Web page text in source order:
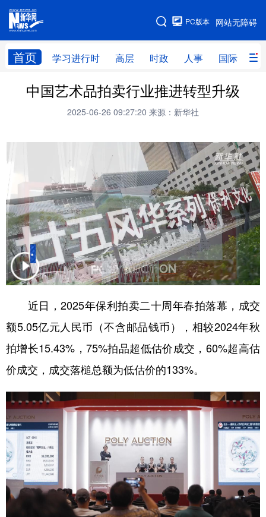
网站无障碍
PC版本
首页 学习进行时 高层 时政 人事 国际 财
网站地图
学习进行时 高层 时政 人事
财经 网评
台湾 思客智库 全球连线 教育
量子 体育
文化 书画 健康 军事
访谈 视频 图片 政务
法律 中央文件 金融 汽车
食品 人居 信息化 数字经济
学术中国 乡村振兴 银龄 溯源中国
城市 旅游 能源 会展
公益 一带一路 亚太网
文化产业
地方频道
北京 天津 河北 山西
辽宁 吉林 上海 江苏
安徽 福建
中国艺术品拍卖行业推进转型升级
2025-06-26 09:27:20 来源：新华社
近日，2025年保利拍卖二十周年春拍落幕，成交
额5.05亿元人民币（不含邮品钱币），相较2024年秋
拍增长15.43%，75%拍品超低估价成交，60%超高估
价成交，成交落槌总额为低估价的133%。